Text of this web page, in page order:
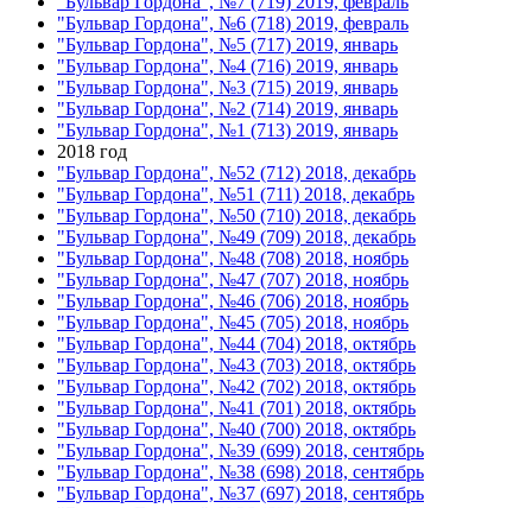
"Бульвар Гордона", №6 (718) 2019, февраль
"Бульвар Гордона", №5 (717) 2019, январь
"Бульвар Гордона", №4 (716) 2019, январь
"Бульвар Гордона", №3 (715) 2019, январь
"Бульвар Гордона", №2 (714) 2019, январь
"Бульвар Гордона", №1 (713) 2019, январь
2018 год
"Бульвар Гордона", №52 (712) 2018, декабрь
"Бульвар Гордона", №51 (711) 2018, декабрь
"Бульвар Гордона", №50 (710) 2018, декабрь
"Бульвар Гордона", №49 (709) 2018, декабрь
"Бульвар Гордона", №48 (708) 2018, ноябрь
"Бульвар Гордона", №47 (707) 2018, ноябрь
"Бульвар Гордона", №46 (706) 2018, ноябрь
"Бульвар Гордона", №45 (705) 2018, ноябрь
"Бульвар Гордона", №44 (704) 2018, октябрь
"Бульвар Гордона", №43 (703) 2018, октябрь
"Бульвар Гордона", №42 (702) 2018, октябрь
"Бульвар Гордона", №41 (701) 2018, октябрь
"Бульвар Гордона", №40 (700) 2018, октябрь
"Бульвар Гордона", №39 (699) 2018, сентябрь
"Бульвар Гордона", №38 (698) 2018, сентябрь
"Бульвар Гордона", №37 (697) 2018, сентябрь